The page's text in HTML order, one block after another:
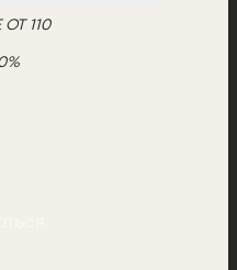
110